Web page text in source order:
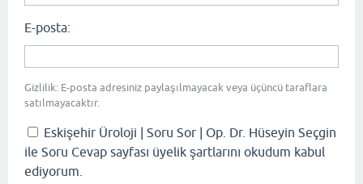
E-posta:
Gizlilik: E-posta adresiniz paylaşılmayacak veya üçüncü taraflara
satılmayacaktır.
Eskişehir Üroloji | Soru Sor | Op. Dr. Hüseyin Seçgin
ile Soru Cevap sayfası üyelik şartlarını okudum kabul
ediyorum.